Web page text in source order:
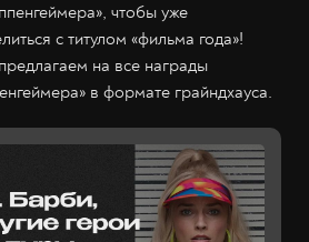
чтобы уже
с титулом «фильма года»!
на все награды
в формате грайндхауса.